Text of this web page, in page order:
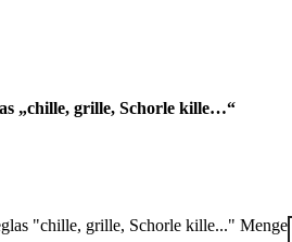
„chille, grille, Schorle kille…“
"chille, grille, Schorle kille..." Menge